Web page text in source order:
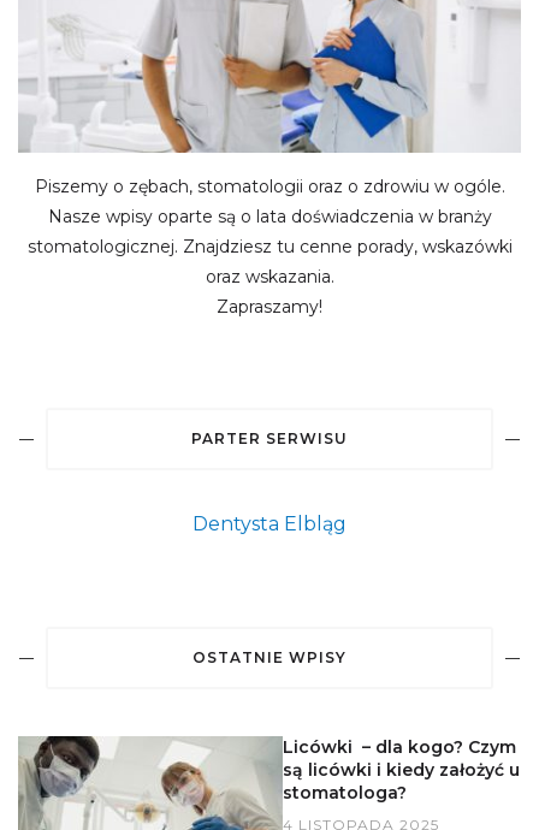
Piszemy o zębach, stomatologii oraz o zdrowiu w ogóle.
Nasze wpisy oparte są o lata doświadczenia w branży
stomatologicznej. Znajdziesz tu cenne porady, wskazówki
oraz wskazania.
Zapraszamy!
PARTER SERWISU
Dentysta Elbląg
OSTATNIE WPISY
Licówki – dla kogo? Czym
są licówki i kiedy założyć u
stomatologa?
4 LISTOPADA 2025